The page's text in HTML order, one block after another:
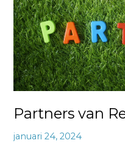
Partners van
januari 24, 2024